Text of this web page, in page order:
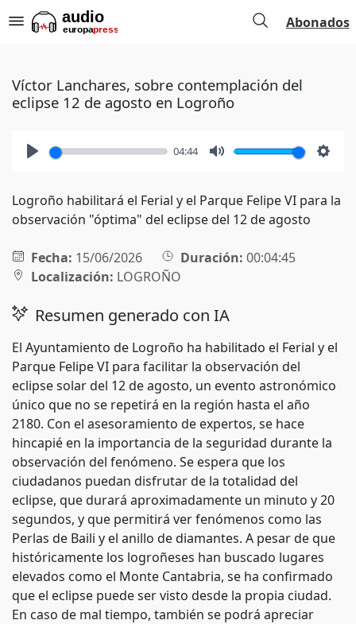
Abonados
Víctor Lanchares, sobre contemplación del
eclipse 12 de agosto en Logroño
04:44
Logroño habilitará el Ferial y el Parque Felipe VI para la
observación "óptima" del eclipse del 12 de agosto
Fecha: 15/06/2026 Duración: 00:04:45
Localización: LOGROÑO
Resumen generado con IA
El Ayuntamiento de Logroño ha habilitado el Ferial y el
Parque Felipe VI para facilitar la observación del
eclipse solar del 12 de agosto, un evento astronómico
único que no se repetirá en la región hasta el año
2180. Con el asesoramiento de expertos, se hace
hincapié en la importancia de la seguridad durante la
observación del fenómeno. Se espera que los
ciudadanos puedan disfrutar de la totalidad del
eclipse, que durará aproximadamente un minuto y 20
segundos, y que permitirá ver fenómenos como las
Perlas de Baili y el anillo de diamantes. A pesar de que
históricamente los logroñeses han buscado lugares
elevados como el Monte Cantabria, se ha confirmado
que el eclipse puede ser visto desde la propia ciudad.
En caso de mal tiempo, también se podrá apreciar